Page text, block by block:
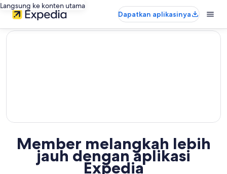
Langsung ke konten utama
Dapatkan aplikasinya
editorial
Member melangkah lebih
jauh dengan aplikasi
Expedia